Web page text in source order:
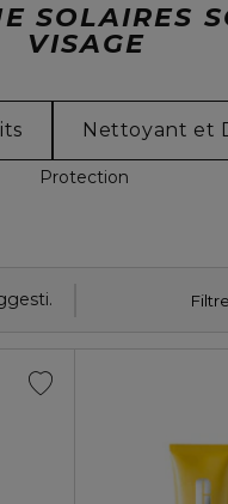
SOLAIRES
VISAGE
Nettoyant et
Protection